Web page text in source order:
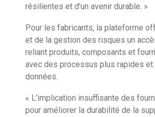
résilientes et d’un avenir durable. »
Pour les fabricants, la plateforme
et de la gestion des risques un
reliant produits, composants et
avec des processus plus rapides
données.
« L’implication insuffisante des
pour améliorer la durabilité de la